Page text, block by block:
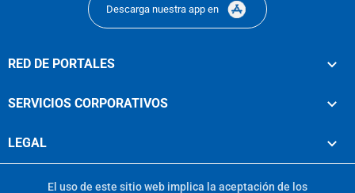
Descarga nuestra app en
RED DE PORTALES
SERVICIOS CORPORATIVOS
LEGAL
El uso de este sitio web implica la aceptación de los